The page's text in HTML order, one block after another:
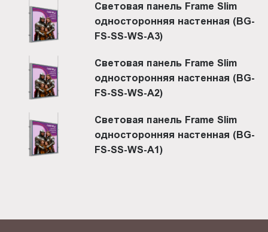
Световая панель Frame Slim
односторонняя настенная (BG-
FS-SS-WS-A3)
Световая панель Frame Slim
односторонняя настенная (BG-
FS-SS-WS-A2)
Световая панель Frame Slim
односторонняя настенная (BG-
FS-SS-WS-A1)